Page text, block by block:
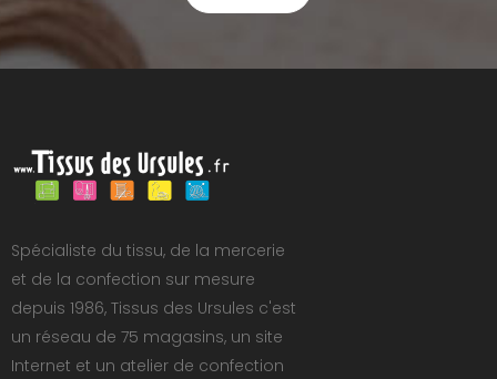
Spécialiste du tissu, de la mercerie
et de la confection sur mesure
depuis 1986, Tissus des Ursules c'est
un réseau de 75 magasins, un site
Internet et un atelier de confection